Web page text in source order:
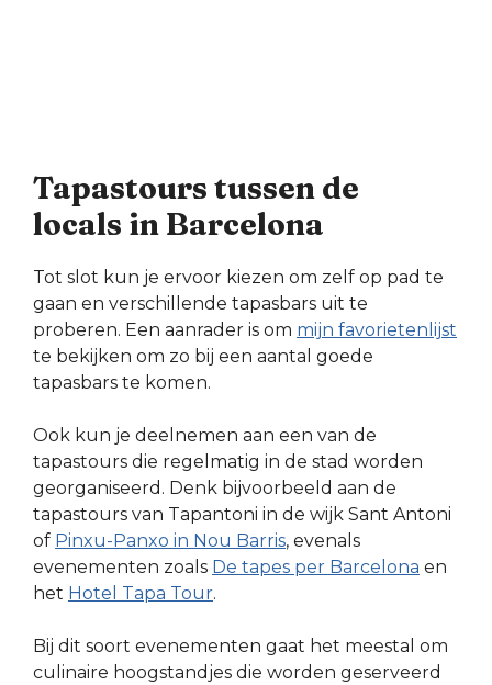
Tapastours tussen de
locals in Barcelona
Tot slot kun je ervoor kiezen om zelf op pad te
gaan en verschillende tapasbars uit te
proberen. Een aanrader is om mijn favorietenlijst
te bekijken om zo bij een aantal goede
tapasbars te komen.
Ook kun je deelnemen aan een van de
tapastours die regelmatig in de stad worden
georganiseerd. Denk bijvoorbeeld aan de
tapastours van Tapantoni in de wijk Sant Antoni
of Pinxu-Panxo in Nou Barris, evenals
evenementen zoals De tapes per Barcelona en
het Hotel Tapa Tour.
Bij dit soort evenementen gaat het meestal om
culinaire hoogstandjes die worden geserveerd